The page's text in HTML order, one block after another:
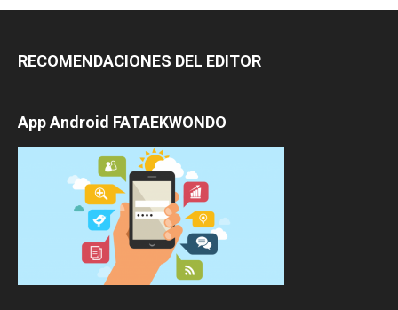
RECOMENDACIONES DEL EDITOR
App Android FATAEKWONDO